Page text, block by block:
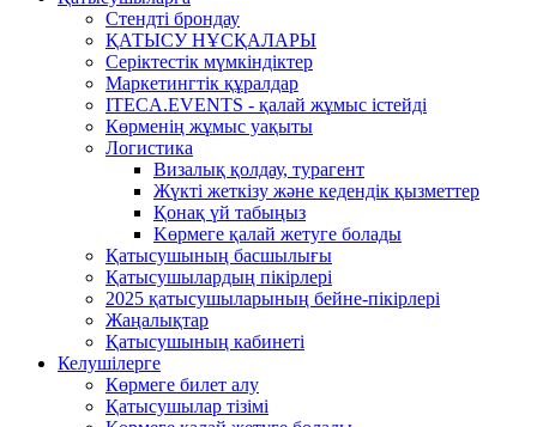
Стендті брондау
ҚАТЫСУ НҰСҚАЛАРЫ
Серіктестік мүмкіндіктер
Маркетингтік құралдар
ITECA.EVENTS - қалай жұмыс істейді
Көрменің жұмыс уақыты
Логистика
Визалық қолдау, турагент
Жүкті жеткізу және кедендік қызметтер
Қонақ үй табыңыз
Kөрмеге қалай жетуге болады
Қатысушының басшылығы
Қатысушылардың пікірлері
2025 қатысушыларының бейне-пікірлері
Жаңалықтар
Қатысушының кабинеті
Келушілерге
Көрмеге билет алу
Қатысушылар тізімі